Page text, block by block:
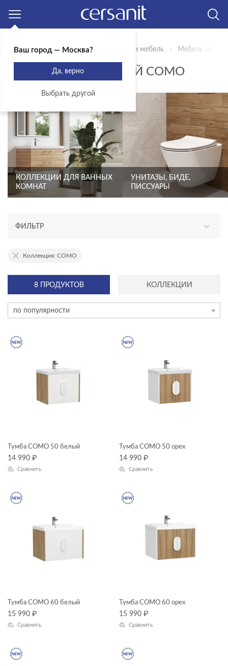
Главная Продукты Сантехника и мебель Мебель для
МЕБЕЛЬ ДЛЯ ВАННОЙ COMO
КОЛЛЕКЦИИ ДЛЯ ВАННЫХ
КОМНАТ
УНИТАЗЫ, БИДЕ,
ПИССУАРЫ
ФИЛЬТР
АССОРТИМЕНТ
зеркала
зеркала-шкафчики
комплектующие для мебели
пеналы
8 ПРОДУКТОВ КОЛЛЕКЦИИ
по популярности
Коллекция: COMO
Тумба COMO 50 белый
14 990 ₽
Сравнить
Тумба COMO 50 орех
14 990 ₽
Сравнить
Тумба COMO 60 белый
15 990 ₽
Сравнить
Тумба COMO 60 орех
15 990 ₽
Сравнить
Ваш город — Москва?
Да, верно
Выбрать другой